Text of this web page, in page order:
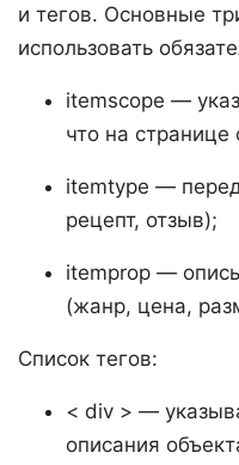
и тегов. Основные
использовать
itemscope —
что на странице
itemtype —
рецепт, отзыв);
itemprop —
(жанр, цена,
Список тегов:
< div > —
описания